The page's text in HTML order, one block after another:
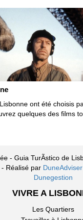
ont été choisis
quelques des films
- Guia TurÃ­stico de
- Réalisé par DuneAdviser
Dunegestion
VIVRE A
Les Quartiers